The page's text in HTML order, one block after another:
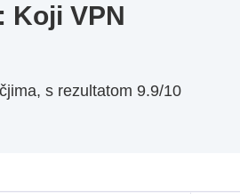
Koji VPN
s rezultatom 9.9/10